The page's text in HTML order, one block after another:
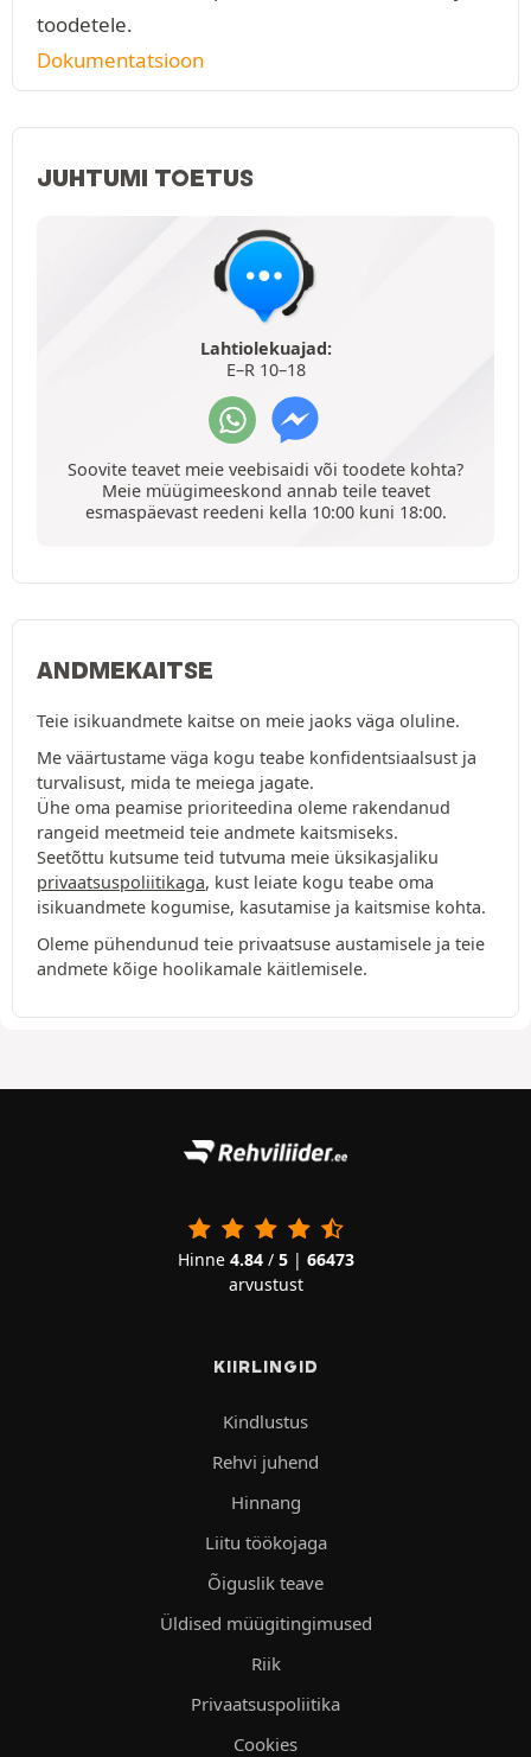
toodetele.
Dokumentatsioon
JUHTUMI TOETUS
Lahtiolekuajad:
E–R 10–18
Soovite teavet meie veebisaidi või toodete kohta?
Meie müügimeeskond annab teile teavet
esmaspäevast reedeni kella 10:00 kuni 18:00.
ANDMEKAITSE
Teie isikuandmete kaitse on meie jaoks väga oluline.
Me väärtustame väga kogu teabe konfidentsiaalsust ja
turvalisust, mida te meiega jagate.
Ühe oma peamise prioriteedina oleme rakendanud
rangeid meetmeid teie andmete kaitsmiseks.
Seetõttu kutsume teid tutvuma meie üksikasjaliku
privaatsuspoliitikaga, kust leiate kogu teabe oma
isikuandmete kogumise, kasutamise ja kaitsmise kohta.
Oleme pühendunud teie privaatsuse austamisele ja teie
andmete kõige hoolikamale käitlemisele.
Hinne 4.84/ 5| 66473
arvustust
KIIRLINGID
Kindlustus
Rehvi juhend
Hinnang
Liitu töökojaga
Õiguslik teave
Üldised müügitingimused
Riik
Privaatsuspoliitika
Cookies